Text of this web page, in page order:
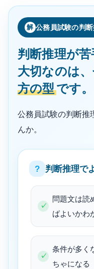
解 公務員試験の判
判断推理が苦
大切なのは
方の型です。
公務員試験の判断推
んか。
? 判断推理で
問題文は読
ばよいかわ
条件が多く
ちゃになる